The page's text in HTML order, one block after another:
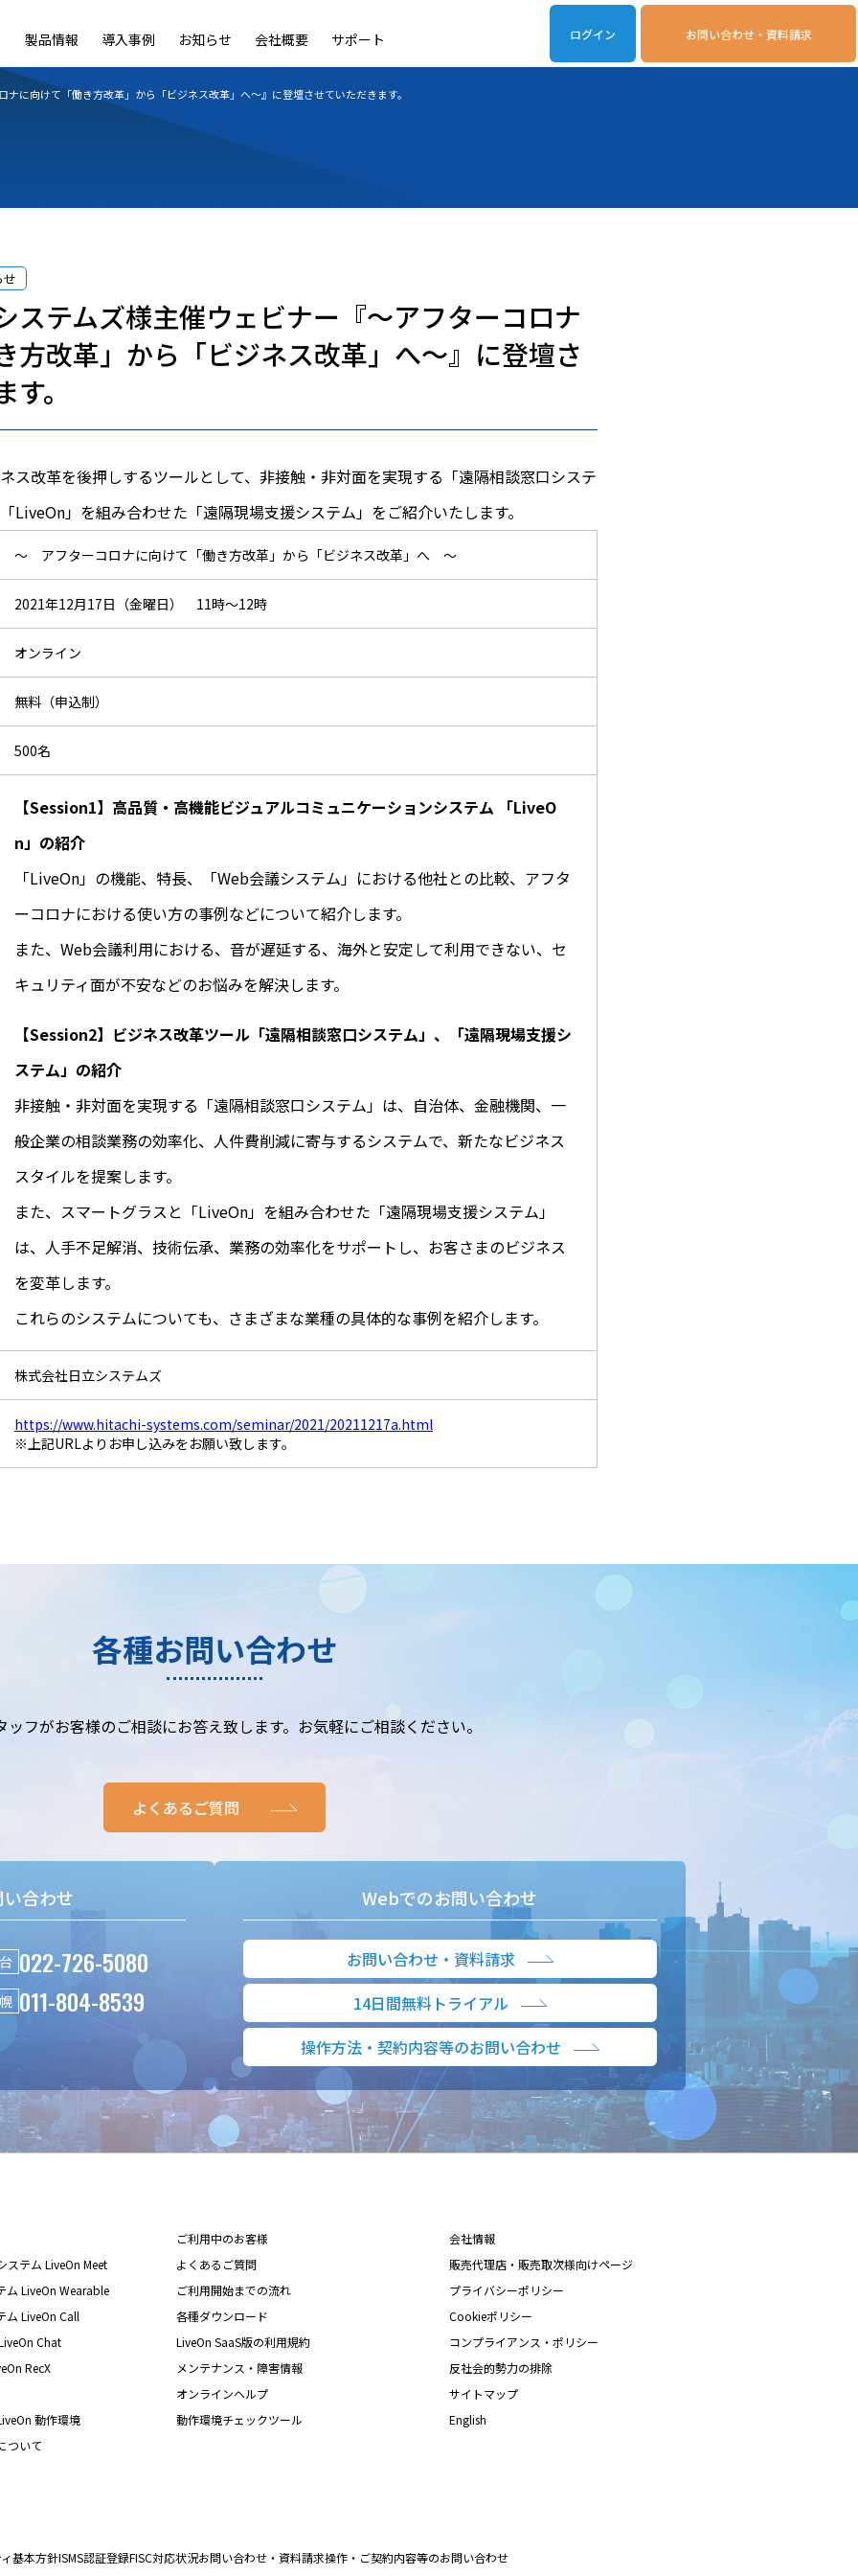
ログイン お問い合わせ・資料請求
製品情報
LiveOn NanoLiveOn Call LiveOn Chat LiveOn RecXLiveOn SSO+
導入事例 お知らせ 会社概要 サポート
に向けて「働き方改革」から「ビジネス改革」へ～』に登壇させていただきます。
せ
ステムズ様主催ウェビナー『～アフターコロナ
方改革」から「ビジネス改革」へ～』に登壇さ
。
ス改革を後押しするツールとして、非接触・非対面を実現する「遠隔相談窓口システ
LiveOn」を組み合わせた「遠隔現場支援システム」をご紹介いたします。
～ アフターコロナに向けて「働き方改革」から「ビジネス改革」へ ～
2021年12月17日（金曜日） 11時～12時
オンライン
無料（申込制）
500名
【Session1】高品質・高機能ビジュアルコミュニケーションシステム 「LiveO
n」の紹介
「LiveOn」の機能、特長、「Web会議システム」における他社との比較、アフタ
ーコロナにおける使い方の事例などについて紹介します。
また、Web会議利用における、音が遅延する、海外と安定して利用できない、セ
キュリティ面が不安などのお悩みを解決します。
【Session2】ビジネス改革ツール「遠隔相談窓口システム」、「遠隔現場支援シ
ステム」の紹介
非接触・非対面を実現する「遠隔相談窓口システム」は、自治体、金融機関、一
般企業の相談業務の効率化、人件費削減に寄与するシステムで、新たなビジネス
スタイルを提案します。
また、スマートグラスと「LiveOn」を組み合わせた「遠隔現場支援システム」
は、人手不足解消、技術伝承、業務の効率化をサポートし、お客さまのビジネス
を変革します。
これらのシステムについても、さまざまな業種の具体的な事例を紹介します。
株式会社日立システムズ
https://www.hitachi-systems.com/seminar/2021/20211217a.html
※上記URLよりお申し込みをお願い致します。
各種お問い合わせ
ッフがお客様のご相談にお答え致します。お気軽にご相談ください。
よくあるご質問
合わせ
022-726-5080
011-804-8539
Webでのお問い合わせ
お問い合わせ・資料請求
14日間無料トライアル
操作方法・契約内容等のお問い合わせ
ステム LiveOn Meet
ム LiveOn Wearable
ム LiveOn Call
Chat
RecX
動作環境
ついて
ご利用中のお客様
よくあるご質問
ご利用開始までの流れ
各種ダウンロード
LiveOn SaaS版の利用規約
メンテナンス・障害情報
オンラインヘルプ
動作環境チェックツール
会社情報
販売代理店・販売取次様向けページ
プライバシーポリシー
Cookieポリシー
コンプライアンス・ポリシー
反社会的勢力の排除
サイトマップ
English
基本方針ISMS認証登録FISC対応状況お問い合わせ・資料請求操作・ご契約内容等のお問い合わせ